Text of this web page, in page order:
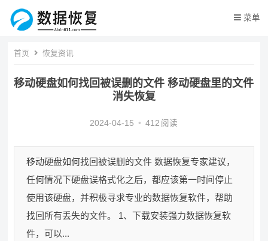
菜单
首页 恢复资讯
移动硬盘如何找回被误删的文件 移动硬盘里的文件
消失恢复
2024-04-15 • 412 阅读
移动硬盘如何找回被误删的文件 数据恢复专家建议，
任何情况下硬盘误格式化之后，都应该第一时间停止
使用该硬盘，并积极寻求专业的数据恢复软件，帮助
找回所有丢失的文件。 1、下载安装强力数据恢复软
件，可以...